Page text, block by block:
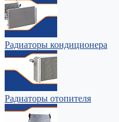
Радиаторы кондиционера
Радиаторы отопителя